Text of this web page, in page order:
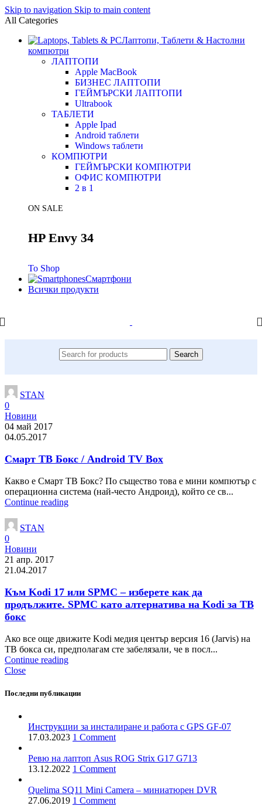
Skip to navigation Skip to main content
All Categories
Лаптопи, Таблети & Настолни
компютри
ЛАПТОПИ
Apple MacBook
БИЗНЕС ЛАПТОПИ
ГЕЙМЪРСКИ ЛАПТОПИ
Ultrabook
ТАБЛЕТИ
Apple Ipad
Android таблети
Windows таблети
КОМПЮТРИ
ГЕЙМЪРСКИ КОМПЮТРИ
ОФИС КОМПЮТРИ
2 в 1
ON SALE
HP Envy 34
To Shop
Смартфони
Всички продукти
Search
STAN
0
Новини
04 май 2017
04.05.2017
Смарт ТВ Бокс / Android TV Box
Какво е Смарт ТВ Бокс? По същество това e мини компютър с
операционна система (най-често Андроид), който се св...
Continue reading
STAN
0
Новини
21 апр. 2017
21.04.2017
Към Kodi 17 или SPMC – изберете как да
продължите. SPMC като алтернатива на Kodi за ТВ
бокс
Ако все още движите Kodi медия център версия 16 (Jarvis) на
ТВ бокса си, предполагам сте забелязали, че в посл...
Continue reading
Close
Последни публикации
Инструкции за инсталиране и работа с GPS GF-07
17.03.2023 1 Comment
Ревю на лаптоп Asus ROG Strix G17 G713
13.12.2022 1 Comment
Quelima SQ11 Mini Camera – миниатюрен DVR
27.06.2019 1 Comment